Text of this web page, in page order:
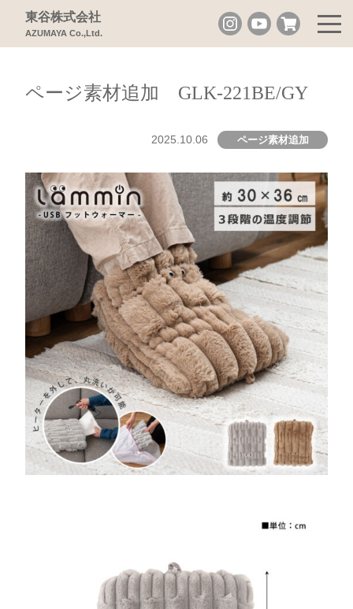
東谷株式会社
AZUMAYA Co.,Ltd.
ページ素材追加 GLK-221BE/GY
2025.10.06 ページ素材追加